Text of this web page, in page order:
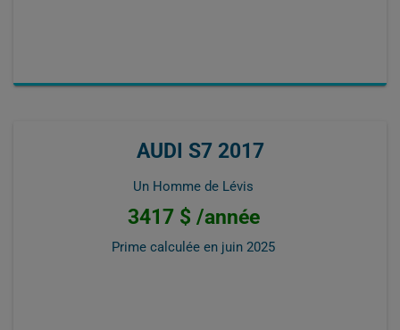
AUDI S7 2017
Un Homme de Lévis
3417 $ /année
Prime calculée en juin 2025